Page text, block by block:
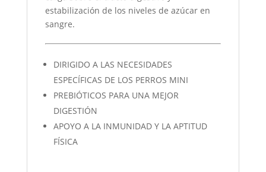
estabilización de los niveles de azúcar en
sangre.
DIRIGIDO A LAS NECESIDADES
ESPECÍFICAS DE LOS PERROS MINI
PREBIÓTICOS PARA UNA MEJOR
DIGESTIÓN
APOYO A LA INMUNIDAD Y LA APTITUD
FÍSICA